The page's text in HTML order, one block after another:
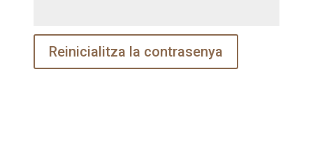
Reinicialitza la contrasenya